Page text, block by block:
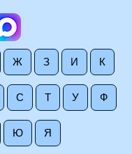
Ж З И К
С Т У Ф
Ю Я